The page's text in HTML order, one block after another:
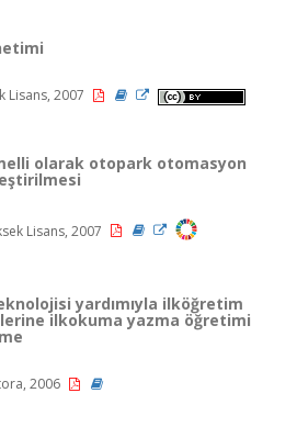
Lisans, 2007
olarak otopark otomasyon
Lisans, 2007
yardımıyla ilköğretim
ilkokuma yazma öğretimi
2006